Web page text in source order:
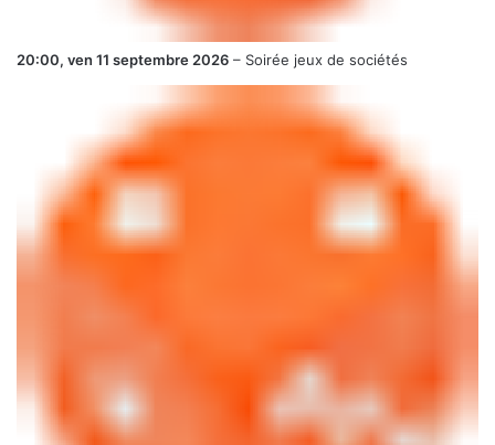
20:00, ven 11 septembre 2026 – Soirée jeux de sociétés